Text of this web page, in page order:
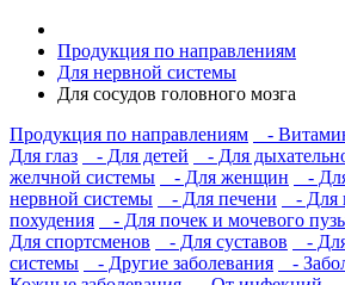
Продукция по направлениям
Для нервной системы
Для сосудов головного мозга
Продукция по направлениям
-
Для глаз
- Для детей - Для
желчной системы
- Для женщин -
нервной системы
- Для печени - Для
похудения
- Для почек и мочевого
Для спортсменов
- Для суставов
-
системы
- Другие заболевания -